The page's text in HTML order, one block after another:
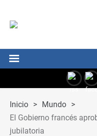
Inicio > Mundo >
El Gobierno francés
jubilatoria